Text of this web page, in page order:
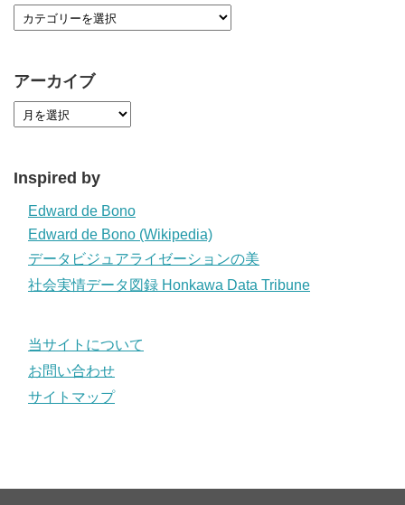
アーカイブ
Inspired by
Edward de Bono
Edward de Bono (Wikipedia)
データビジュアライゼーションの美
社会実情データ図録 Honkawa Data Tribune
当サイトについて
お問い合わせ
サイトマップ